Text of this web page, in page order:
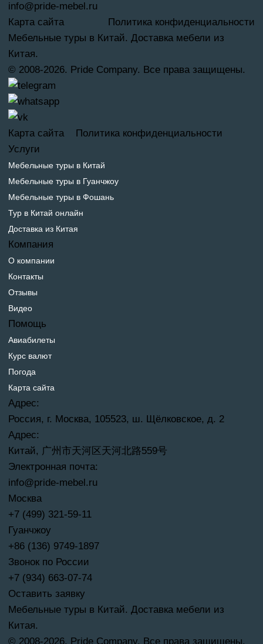
info@pride-mebel.ru
Карта сайта
Политика конфиденциальности
Мебельные туры в Китай. Доставка мебели из
Китая.
© 2008-2026. Pride Company. Все права защищены.
Карта сайта
Политика конфиденциальности
Услуги
Мебельные туры в Китай
Мебельные туры в Гуанчжоу
Мебельные туры в Фошань
Тур в Китай онлайн
Доставка из Китая
Компания
О компании
Контакты
Отзывы
Видео
Помощь
Авиабилеты
Курс валют
Погода
Карта сайта
Адрес:
Россия, г. Москва, 105523, ш. Щёлковское, д. 2
Адрес:
Китай, 广州市天河区天河北路559号
Электронная почта:
info@pride-mebel.ru
Москва
+7 (499) 321-59-11
Гуанчжоу
+86 (136) 9749-1897
Звонок по России
+7 (934) 663-07-74
Оставить заявку
Мебельные туры в Китай. Доставка мебели из
Китая.
© 2008-2026. Pride Company. Все права защищены.